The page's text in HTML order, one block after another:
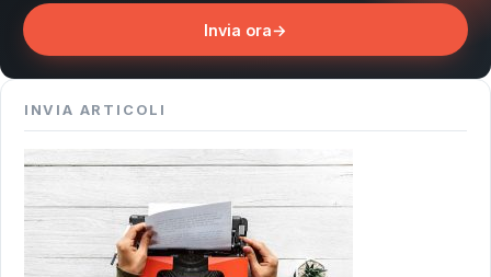
Invia ora→
INVIA ARTICOLI